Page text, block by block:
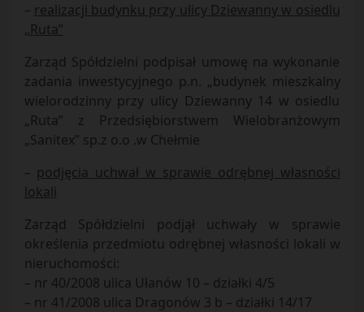
– realizacji budynku przy ulicy Dziewanny w osiedlu
„Ruta”
Zarząd Spółdzielni podpisał umowę na wykonanie
zadania inwestycyjnego p.n. „budynek mieszkalny
wielorodzinny przy ulicy Dziewanny 14 w osiedlu
„Ruta” z Przedsiębiorstwem Wielobranżowym
„Sanitex” sp.z o.o .w Chełmie
– podjęcia uchwał w sprawie odrębnej własności
lokali
Zarząd Spółdzielni podjął uchwały w sprawie
określenia przedmiotu odrębnej własności lokali w
nieruchomości:
– nr 40/2008 ulica Ułanów 10 – działki 4/5
– nr 41/2008 ulica Dragonów 3 b – działki 14/17